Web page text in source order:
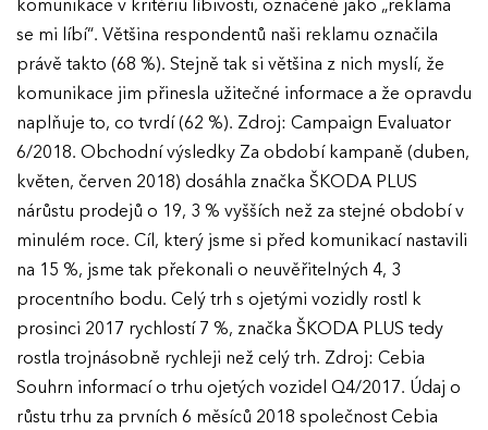
komunikace v kritériu líbivosti, označené jako „reklama
se mi líbí“. Většina respondentů naši reklamu označila
právě takto (68 %). Stejně tak si většina z nich myslí, že
komunikace jim přinesla užitečné informace a že opravdu
naplňuje to, co tvrdí (62 %). Zdroj: Campaign Evaluator
6/2018. Obchodní výsledky Za období kampaně (duben,
květen, červen 2018) dosáhla značka ŠKODA PLUS
nárůstu prodejů o 19, 3 % vyšších než za stejné období v
minulém roce. Cíl, který jsme si před komunikací nastavili
na 15 %, jsme tak překonali o neuvěřitelných 4, 3
procentního bodu. Celý trh s ojetými vozidly rostl k
prosinci 2017 rychlostí 7 %, značka ŠKODA PLUS tedy
rostla trojnásobně rychleji než celý trh. Zdroj: Cebia
Souhrn informací o trhu ojetých vozidel Q4/2017. Údaj o
růstu trhu za prvních 6 měsíců 2018 společnost Cebia